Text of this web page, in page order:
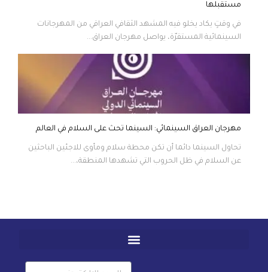
مستقبلها
في وقتٍ يكاد يخلو فيه المشهد الثقافي العراقي من المهرجانات
السينمائية المستقرّة، يواصل مهرجان العراق...
مهرجان العراق السينمائي: السينما تحث على السلام في العالم
تحاول السينما دائما أن تكن محطة سلام ومأوى للاجئين الباحثين
عن السلام في ظل الحروب التي تشهدها المنطقة،...